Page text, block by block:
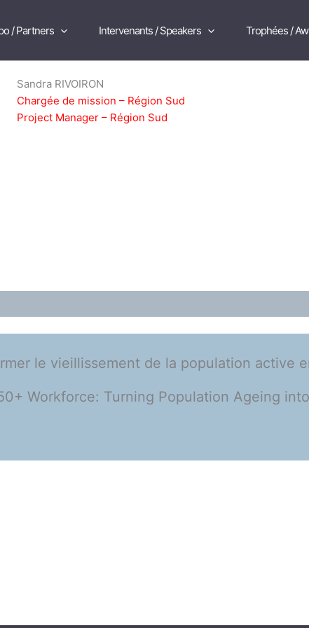
/ Partners Intervenants / Speakers Trophées /
Sandra RIVOIRON
Chargée de mission – Région Sud
Project Manager – Région Sud
le vieillissement de la population active
Workforce: Turning Population Ageing